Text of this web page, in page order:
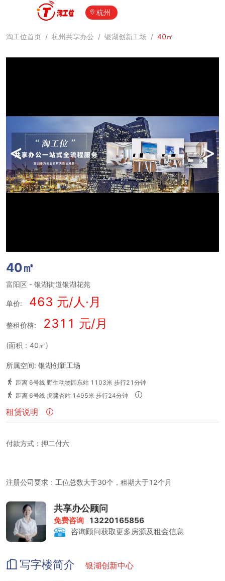
杭州
淘工位首页 / 杭州共享办公 / 银湖创新工场 / 40㎡
< >
40㎡
富阳区 - 银湖街道银湖花苑
单价: 463 元/人·月
整租价格: 2311 元/月
(面积：40㎡)
所属空间: 银湖创新工场
距离 6号线 野生动物园东站 1103米 步行21分钟
距离 6号线 虎啸杏站 1495米 步行24分钟
租赁说明
付款方式：押二付六
注册公司要求：工位总数大于30个，租期大于12个月
租金包含：前台服务、物管费、家具、水电、咖啡茶水、日常清洁、
网络配置、会议室、停车场
会议室：免费使用
共享办公顾问
免费咨询
13220165856
咨询顾问获取更多房源及租金信息
写字楼简介 银湖创新中心